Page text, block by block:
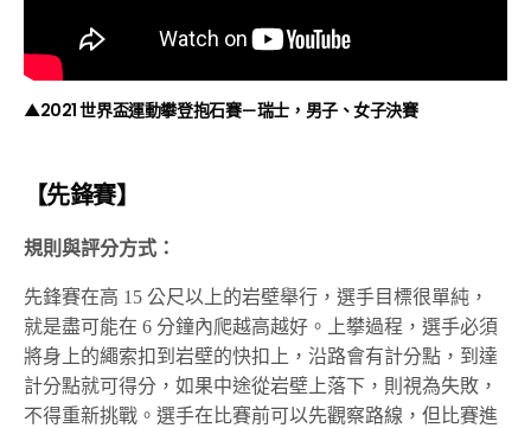
▲2021 世界盃運動攀登抱石賽－瑞士，男子、女子決賽
【先鋒賽】
規則與評分方式：
先鋒賽在高 15 公尺以上的岩壁舉行，選手目標很單純，
就是盡可能在 6 分鐘內爬越高越好。上攀過程，選手必須
將身上的繩索扣到岩壁的快扣上，沿路會有計分點，到達
計分點就可得分，如果中途從岩壁上落下，則視為失敗，
不得重新挑戰。選手在比賽前可以先觀察路線，但比賽進